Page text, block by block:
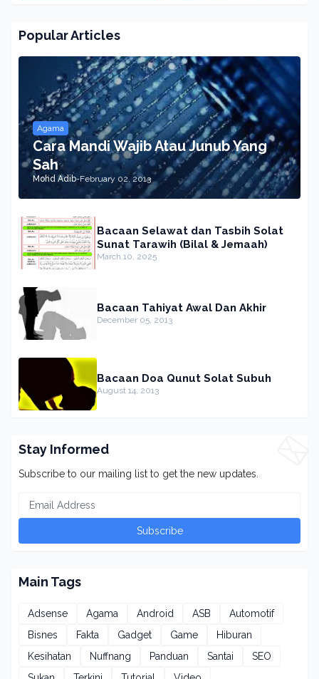
Popular Articles
Agama
Cara Mandi Wajib Atau Junub Yang
Sah
Mohd Adib-February 02, 2013
Bacaan Selawat dan Tasbih Solat
Sunat Tarawih (Bilal & Jemaah)
March 10, 2025
Bacaan Tahiyat Awal Dan Akhir
December 05, 2013
Bacaan Doa Qunut Solat Subuh
August 14, 2013
Stay Informed
Subscribe to our mailing list to get the new updates.
Main Tags
Adsense Agama Android ASB
Automotif
Bisnes
Fakta Gadget Game
Hiburan
Kesihatan
Nuffnang Panduan Santai
SEO